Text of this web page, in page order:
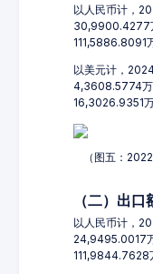
以人民币计，
30,9900.4277
111,5886.8091
以美元计，
4,3608.5774万
16,3026.9351
（图五：
（二）出口
以人民币计，
24,9495.0017
111,9844.7628